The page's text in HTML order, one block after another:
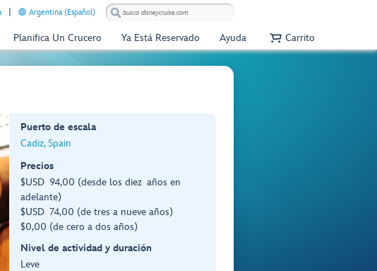
Argentina (Español)
Planifica Un Crucero Ya Está Reservado Ayuda Carrito
Puerto de escala
Cadiz, Spain
Precios
$USD 94,00 (desde los diez años en
adelante)
$USD 74,00 (de tres a nueve años)
$0,00 (de cero a dos años)
Nivel de actividad y duración
Leve